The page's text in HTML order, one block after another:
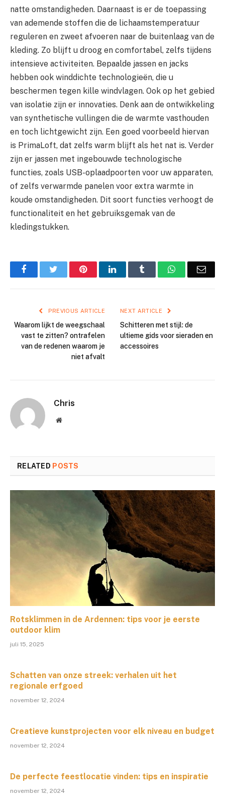
natte omstandigheden. Daarnaast is er de toepassing
van ademende stoffen die de lichaamstemperatuur
reguleren en zweet afvoeren naar de buitenlaag van de
kleding. Zo blijft u droog en comfortabel, zelfs tijdens
intensieve activiteiten. Bepaalde jassen en jacks
hebben ook winddichte technologieën, die u
beschermen tegen kille windvlagen. Ook op het gebied
van isolatie zijn er innovaties. Denk aan de ontwikkeling
van synthetische vullingen die de warmte vasthouden
en toch lichtgewicht zijn. Een goed voorbeeld hiervan
is PrimaLoft, dat zelfs warm blijft als het nat is. Verder
zijn er jassen met ingebouwde technologische
functies, zoals USB-oplaadpoorten voor uw apparaten,
of zelfs verwarmde panelen voor extra warmte in
koude omstandigheden. Dit soort functies verhoogt de
functionaliteit en het gebruiksgemak van de
kledingstukken.
FacebookTwitter PinterestLinkedIn Tumblr WhatsApp
PREVIOUS ARTICLE
Waarom lijkt de weegschaal
vast te zitten? ontrafelen
van de redenen waarom je
niet afvalt
NEXT ARTICLE
Schitteren met stijl: de
ultieme gids voor sieraden en
accessoires
Chris
Website
RELATED POSTS
Rotsklimmen in de Ardennen: tips voor je eerste
outdoor klim
juli 15, 2025
Schatten van onze streek: verhalen uit het
regionale erfgoed
november 12, 2024
Creatieve kunstprojecten voor elk niveau en budget
november 12, 2024
De perfecte feestlocatie vinden: tips en inspiratie
november 12, 2024